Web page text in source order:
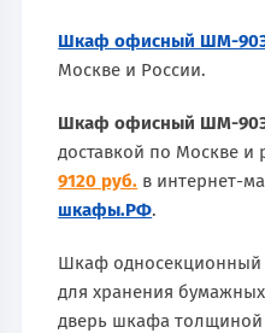
Шкаф офисный ШМ-
Москве и России.
Шкаф офисный ШМ-
доставкой по Москве и
9120 руб. в интернет-
шкафы.РФ.
Шкаф
для хранения
дверь шкафа